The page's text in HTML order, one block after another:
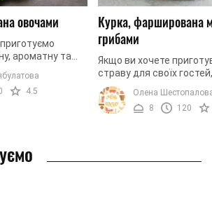
овочами
ароматну та
запечену
страва має
...
4.5
Курка, фарширована
грибами
Якщо ви хочете
страву для своїх
безсумнівно, вам
адже ми будемо
фаршировану ...
Олена
8
120